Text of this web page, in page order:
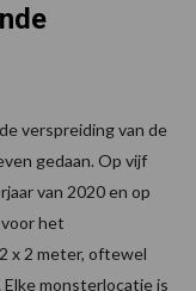
verspreiding van de
gedaan. Op vijf
van 2020 en op
het
x 2 meter, oftewel
monsterlocatie is